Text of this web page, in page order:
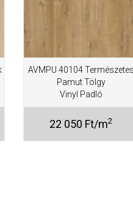
AVMPU 40104 Természetes
Pamut Tölgy
Vinyl Padló
22 050 Ft/m2